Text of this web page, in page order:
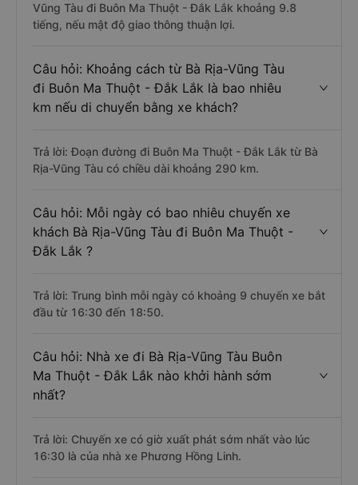
Vũng Tàu đi Buôn Ma Thuột - Đắk Lắk khoảng 9.8
tiếng, nếu mật độ giao thông thuận lợi.
Câu hỏi: Khoảng cách từ Bà Rịa-Vũng Tàu
đi Buôn Ma Thuột - Đắk Lắk là bao nhiêu
km nếu di chuyển bằng xe khách?
Trả lời: Đoạn đường đi Buôn Ma Thuột - Đắk Lắk từ Bà
Rịa-Vũng Tàu có chiều dài khoảng 290 km.
Câu hỏi: Mỗi ngày có bao nhiêu chuyến xe
khách Bà Rịa-Vũng Tàu đi Buôn Ma Thuột -
Đắk Lắk ?
Trả lời: Trung bình mỗi ngày có khoảng 9 chuyến xe bắt
đầu từ 16:30 đến 18:50.
Câu hỏi: Nhà xe đi Bà Rịa-Vũng Tàu Buôn
Ma Thuột - Đắk Lắk nào khởi hành sớm
nhất?
Trả lời: Chuyến xe có giờ xuất phát sớm nhất vào lúc
16:30 là của nhà xe Phương Hồng Linh.